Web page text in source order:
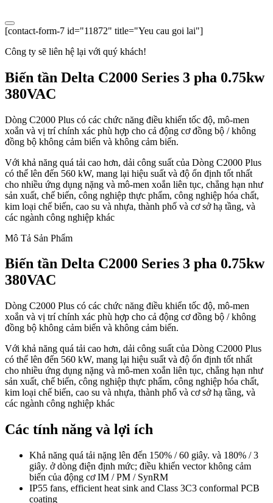
[contact-form-7 id="11872" title="Yeu cau goi lai"]
Công ty sẽ liên hệ lại với quý khách!
Biến tần Delta C2000 Series 3 pha 0.75kw
380VAC
Dòng C2000 Plus có các chức năng điều khiển tốc độ, mô-men
xoắn và vị trí chính xác phù hợp cho cả động cơ đồng bộ / không
đồng bộ không cảm biến và không cảm biến.
Với khả năng quá tải cao hơn, dải công suất của Dòng C2000 Plus
có thể lên đến 560 kW, mang lại hiệu suất và độ ổn định tốt nhất
cho nhiều ứng dụng nặng và mô-men xoắn liên tục, chẳng hạn như
sản xuất, chế biến, công nghiệp thực phẩm, công nghiệp hóa chất,
kim loại chế biến, cao su và nhựa, thành phố và cơ sở hạ tầng, và
các ngành công nghiệp khác
Mô Tả Sản Phẩm
Biến tần Delta C2000 Series 3 pha 0.75kw
380VAC
Dòng C2000 Plus có các chức năng điều khiển tốc độ, mô-men
xoắn và vị trí chính xác phù hợp cho cả động cơ đồng bộ / không
đồng bộ không cảm biến và không cảm biến.
Với khả năng quá tải cao hơn, dải công suất của Dòng C2000 Plus
có thể lên đến 560 kW, mang lại hiệu suất và độ ổn định tốt nhất
cho nhiều ứng dụng nặng và mô-men xoắn liên tục, chẳng hạn như
sản xuất, chế biến, công nghiệp thực phẩm, công nghiệp hóa chất,
kim loại chế biến, cao su và nhựa, thành phố và cơ sở hạ tầng, và
các ngành công nghiệp khác
Các tính năng và lợi ích
Khả năng quá tải nặng lên đến 150% / 60 giây. và 180% / 3
giây. ở dòng điện định mức; điều khiển vector không cảm
biến của động cơ IM / PM / SynRM
IP55 fans, efficient heat sink and Class 3C3 conformal PCB
coating